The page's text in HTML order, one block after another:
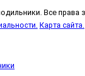
Все
Карта сайта.